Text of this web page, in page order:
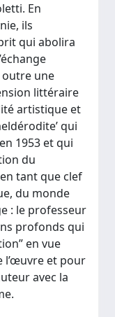
En
ils
qui abolira
une
littéraire
artistique et
qui
1953 et qui
du
tant que clef
du monde
: le professeur
profonds qui
en vue
l’œuvre et pour
avec la